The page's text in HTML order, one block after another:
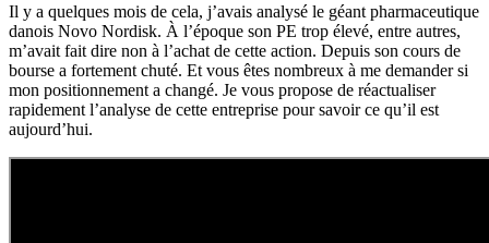
Il y a quelques mois de cela, j’avais analysé le géant pharmaceutique
danois Novo Nordisk. À l’époque son PE trop élevé, entre autres,
m’avait fait dire non à l’achat de cette action. Depuis son cours de
bourse a fortement chuté. Et vous êtes nombreux à me demander si
mon positionnement a changé. Je vous propose de réactualiser
rapidement l’analyse de cette entreprise pour savoir ce qu’il est
aujourd’hui.